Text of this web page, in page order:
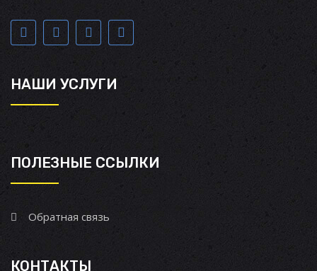
НАШИ УСЛУГИ
ПОЛЕЗНЫЕ ССЫЛКИ
Обратная связь
КОНТАКТЫ